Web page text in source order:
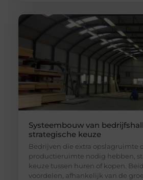
Systeembouw van
strategische keuze
Bedrijven die extra opslagruimte
productieruimte nodig hebben,
keuze tussen huren of kopen.
voordelen, afhankelijk van de